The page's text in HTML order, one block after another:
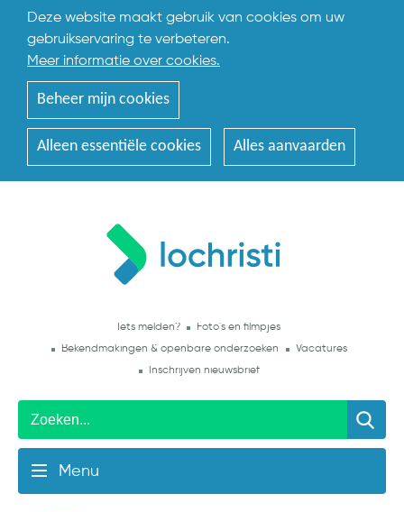
Deze website maakt gebruik van cookies om uw
gebruikservaring te verbeteren.
Meer informatie over cookies.
Beheer mijn cookies
Alleen essentiële cookies Alles aanvaarden
Iets melden?
Foto's en filmpjes
Bekendmakingen & openbare onderzoeken
Vacatures
Inschrijven nieuwsbrief
Menu